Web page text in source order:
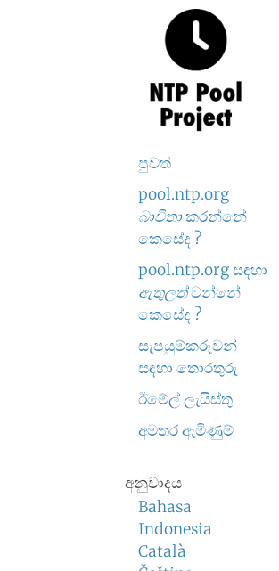
පුවත්
pool.ntp.org
බාවිතාකරන්නේ
කෙසේද ?
pool.ntp.org සඳහා
ඇතුලත්වන්නේ
කෙසේද ?
සැපයුම්කරුවන්
සඳහා තොරතුරු
ඊමේල් ලැයිස්තු
අමතර ඇමිණුම්
අනුවාදය
Bahasa
Indonesia
Català